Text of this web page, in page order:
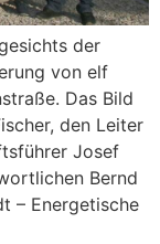
der
von elf
Das Bild
den Leiter
Josef
Bernd
– Energetische